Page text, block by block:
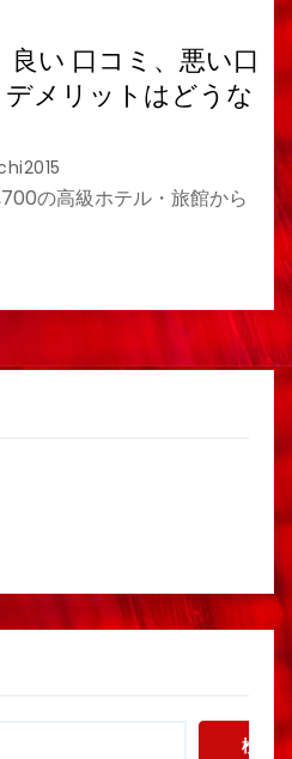
良い 口コミ、悪い口
メリットはどうな
の高級ホテル・旅館から
検